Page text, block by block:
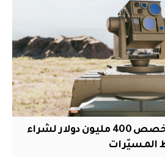
الجيش الأمريكي يخصص 400 مليون دولار لشراء
المسيّرات